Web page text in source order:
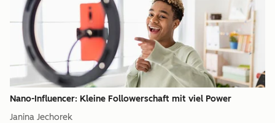
Nano-Influencer: Kleine Followerschaft mit viel Power
Janina Jechorek